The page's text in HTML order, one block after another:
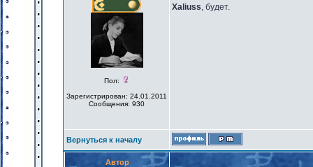
Пол:
Зарегистрирован: 24.01.2011
Сообщения: 930
Xaliuss, будет.
Вернуться к началу
Автор